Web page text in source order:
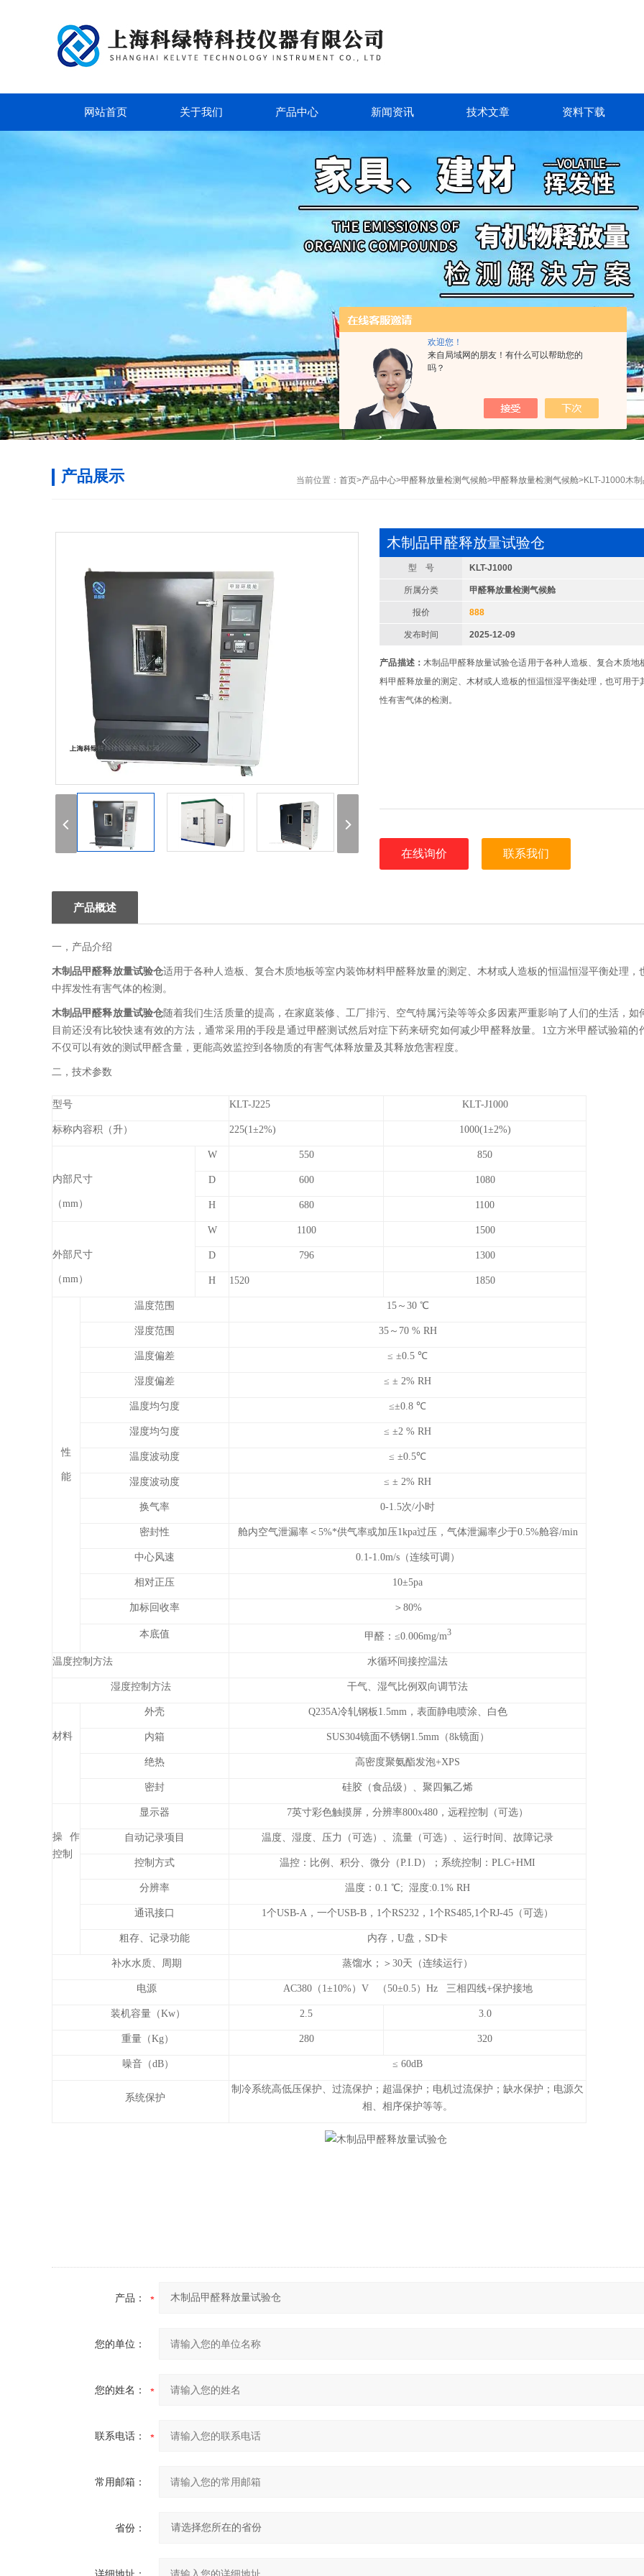
欢迎您！
来自局域网的朋友！有什么可以帮助您的
吗？
网站首页 关于我们 产品中心 新闻资讯 技术文章 资料下载
当前位置： 首页>产品中心>甲醛释放量检测气候舱>甲醛释放量检测气候舱>KLT-J1000木
产品展示
木制品甲醛释放量试验仓
型 号 KLT-J1000
所属分类 甲醛释放量检测气候舱
报价 888
发布时间 2025-12-09
产品描述： 木制品甲醛释放量试验仓适用于各种人造板、复合木质地
料甲醛释放量的测定、木材或人造板的恒温恒湿平衡处理，也可用于
性有害气体的检测。
在线询价 联系我们
产品概述
一，产品介绍
木制品甲醛释放量试验仓适用于各种人造板、复合木质地板等室内装饰材料甲醛释放量的测定、木材或人造板的恒温恒湿平衡处理，
中挥发性有害气体的检测。
木制品甲醛释放量试验仓随着我们生活质量的提高，在家庭装修、工厂排污、空气特属污染等等众多因素严重影响了人们的生活，如
目前还没有比较快速有效的方法，通常采用的手段是通过甲醛测试然后对症下药来研究如何减少甲醛释放量。1立方米甲醛试验箱的
不仅可以有效的测试甲醛含量，更能高效监控到各物质的有害气体释放量及其释放危害程度。
二，技术参数
型号 KLT-J225 KLT-J1000
标称内容积（升） 225(1±2%) 1000(1±2%)
内部尺寸
（mm）
W 550 850
D 600 1080
H 680 1100
外部尺寸
（mm）
W 1100 1500
D 796 1300
H 1520 1850
性
能
温度范围 15～30 ℃
湿度范围 35～70 % RH
温度偏差 ≤ ±0.5 ℃
湿度偏差 ≤ ± 2% RH
温度均匀度 ≤±0.8 ℃
湿度均匀度 ≤ ±2 % RH
温度波动度 ≤ ±0.5℃
湿度波动度 ≤ ± 2% RH
换气率 0-1.5次/小时
密封性 舱内空气泄漏率＜5%*供气率或加压1kpa过压，气体泄漏率少于0.5%舱容/min
中心风速 0.1-1.0m/s（连续可调）
相对正压 10±5pa
加标回收率 ＞80%
本底值 甲醛：≤0.006mg/m3
温度控制方法 水循环间接控温法
湿度控制方法 干气、湿气比例双向调节法
材料
外壳 Q235A冷轧钢板1.5mm，表面静电喷涂、白色
内箱 SUS304镜面不锈钢1.5mm（8k镜面）
绝热 高密度聚氨酯发泡+XPS
密封 硅胶（食品级）、聚四氟乙烯
操作
控制
显示器 7英寸彩色触摸屏，分辨率800x480，远程控制（可选）
自动记录项目 温度、湿度、压力（可选）、流量（可选）、运行时间、故障记录
控制方式 温控：比例、积分、微分（P.I.D）；系统控制：PLC+HMI
分辨率 温度：0.1 ℃; 湿度:0.1% RH
通讯接口 1个USB-A，一个USB-B，1个RS232，1个RS485,1个RJ-45（可选）
粗存、记录功能 内存，U盘，SD卡
补水水质、周期 蒸馏水；＞30天（连续运行）
电源 AC380（1±10%）V （50±0.5）Hz 三相四线+保护接地
装机容量（Kw） 2.5 3.0
重量（Kg） 280 320
噪音（dB） ≤ 60dB
系统保护
制冷系统高低压保护、过流保护；超温保护；电机过流保护；缺水保护；电源欠
相、相序保护等等。
产品：
您的单位：
您的姓名：
联系电话：
常用邮箱：
省份：